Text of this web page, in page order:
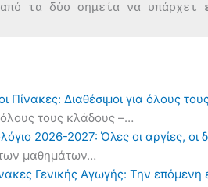
τα δύο σημεία να υπάρχει
Πίνακες: Διαθέσιμοι για όλους
όλους τους κλάδους –…
2026-2027: Όλες οι αργίες, οι
μαθημάτων…
Γενικής Αγωγής: Την